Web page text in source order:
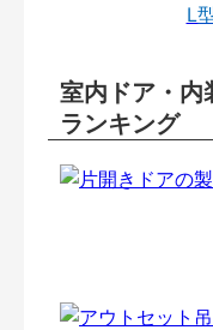
L
室内ドア・内
ランキング